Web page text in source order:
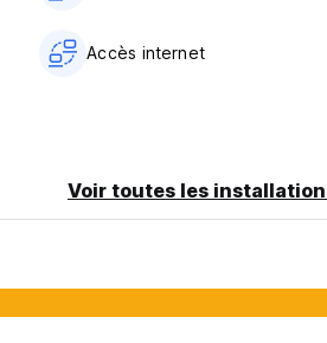
Accès internet
Voir toutes les